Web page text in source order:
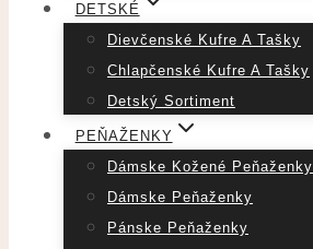
DETSKÉ
Dievčenské Kufre A Tašky
Chlapčenské Kufre A Tašky
Detský Sortiment
PEŇAŽENKY
Dámske Kožené Peňaženky
Dámske Peňaženky
Pánske Peňaženky